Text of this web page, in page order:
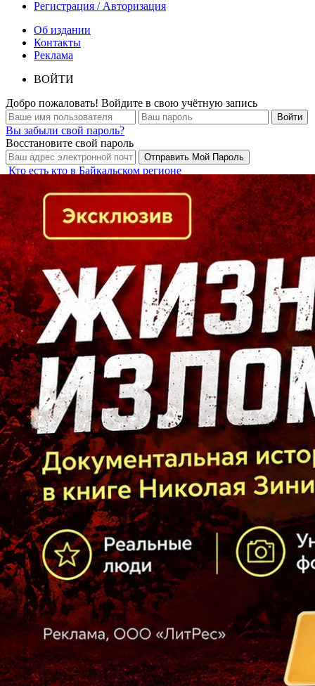
Регистрация / Авторизация
Об издании
Контакты
Реклама
ВОЙТИ
Добро пожаловать! Войдите в свою учётную запись
Вы забыли свой пароль?
Восстановите свой пароль
Кто есть кто в Байкальском регионе